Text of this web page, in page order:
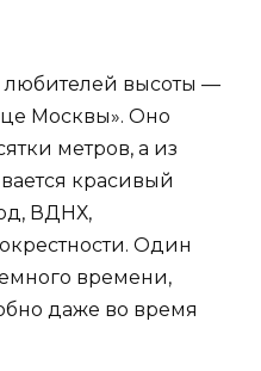
любителей высоты —
Москвы». Оно
метров, а из
красивый
ВДНХ,
Один
времени,
даже во время